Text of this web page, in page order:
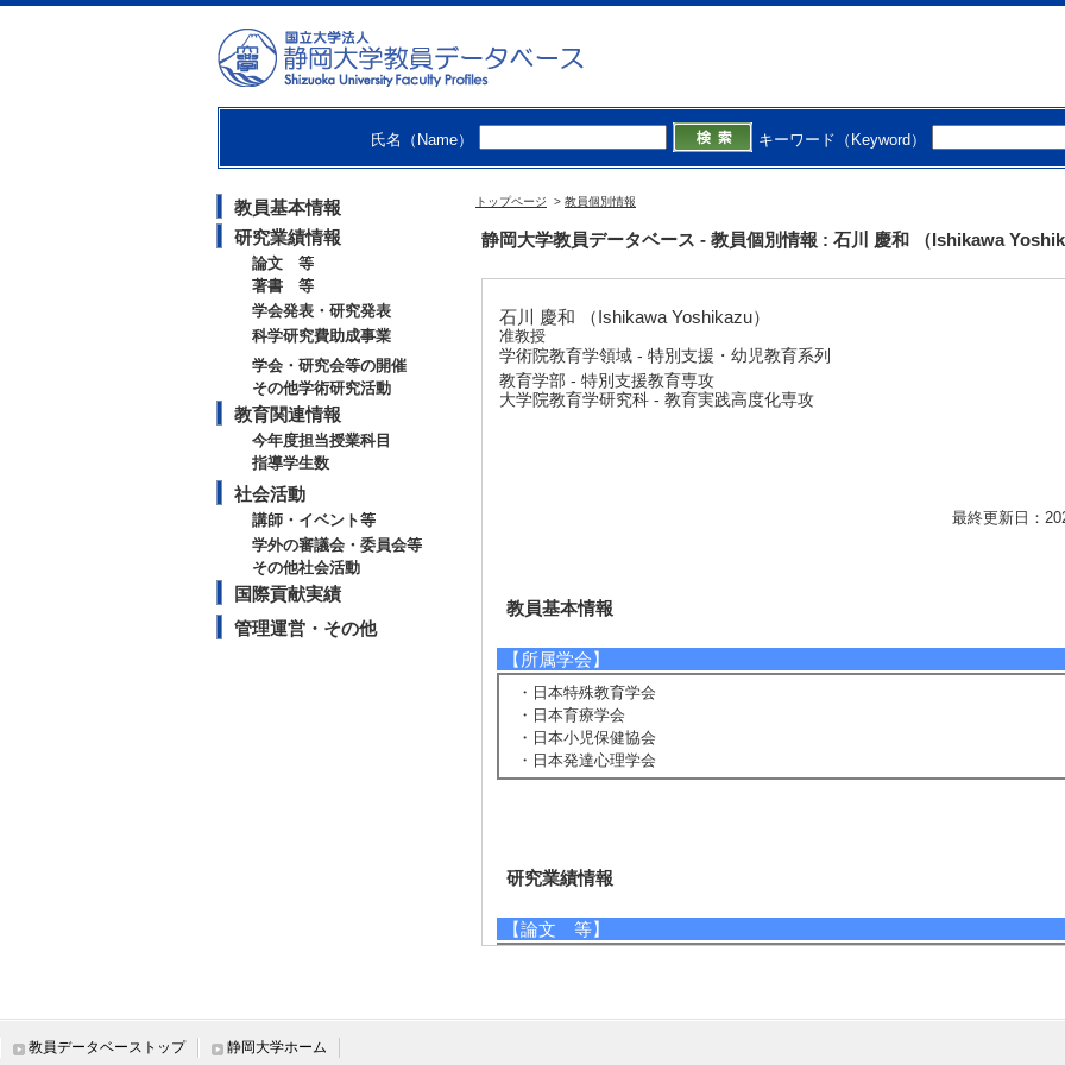
氏名（Name） キーワード（Keyword）
教員基本情報
研究業績情報
論文 等
著書 等
学会発表・研究発表
科学研究費助成事業
学会・研究会等の開催
その他学術研究活動
教育関連情報
今年度担当授業科目
指導学生数
社会活動
講師・イベント等
学外の審議会・委員会等
その他社会活動
国際貢献実績
管理運営・その他
トップページ > 教員個別情報
静岡大学教員データベース - 教員個別情報 : 石川 慶和 （Ishikawa
石川 慶和 （Ishikawa Yoshikazu）
准教授
学術院教育学領域 - 特別支援・幼児教育系列
教育学部 - 特別支援教育専攻
大学院教育学研究科 - 教育実践高度化専攻
最終更新日：
教員基本情報
【所属学会】
・日本特殊教育学会
・日本育療学会
・日本小児保健協会
・日本発達心理学会
研究業績情報
【論文 等】
教員データベーストップ 静岡大学ホーム